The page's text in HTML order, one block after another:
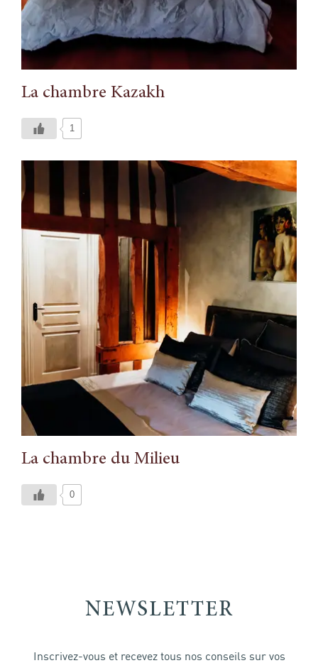
La chambre Kazakh
1
La chambre du Milieu
0
NEWSLETTER
Inscrivez-vous et recevez tous nos conseils sur vos